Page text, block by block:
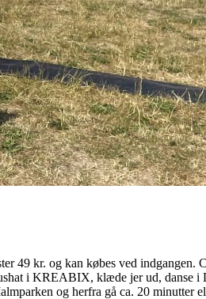
49 kr. og kan købes ved indgangen.
i KREABIX, klæde jer ud, danse
og herfra gå ca. 20 minutter